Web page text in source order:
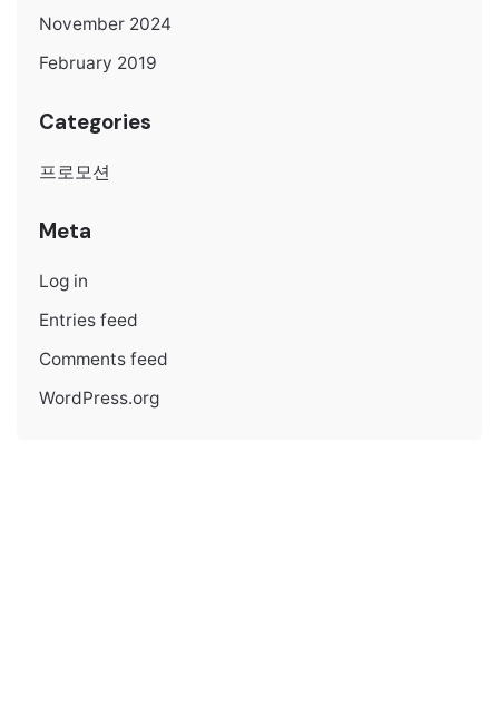
November 2024
February 2019
Categories
프로모션
Meta
Log in
Entries feed
Comments feed
WordPress.org